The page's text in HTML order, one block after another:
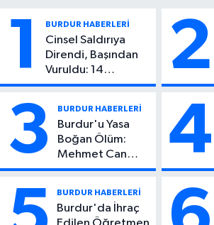
1 BURDUR HABERLERİ
Cinsel Saldırıya
Direndi, Başından
Vuruldu: 14
Yaşındaki Çocuktan
2
3 BURDUR HABERLERİ
Burdur'u Yasa
Boğan Ölüm:
Mehmet Can
Atıcı Genç Yaşta
4
BURDUR HABERLERİ
Burdur'da İhraç